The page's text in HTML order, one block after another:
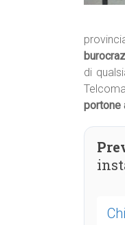
di
portone